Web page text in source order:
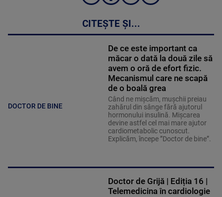
CITEȘTE ȘI...
DOCTOR DE BINE
De ce este important ca
măcar o dată la două zile să
avem o oră de efort fizic.
Mecanismul care ne scapă
de o boală grea
Când ne mișcăm, mușchii preiau
zahărul din sânge fără ajutorul
hormonului insulină. Mișcarea
devine astfel cel mai mare ajutor
cardiometabolic cunoscut.
Explicăm, începe ”Doctor de bine”.
Doctor de Grijă | Ediția 16 |
Telemedicina în cardiologie